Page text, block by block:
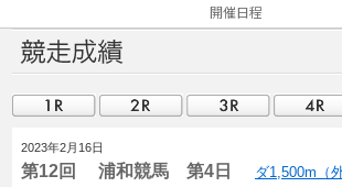
開催日程
2023年2月16日
第12回 浦和競馬 第4日 ダ1,500m（